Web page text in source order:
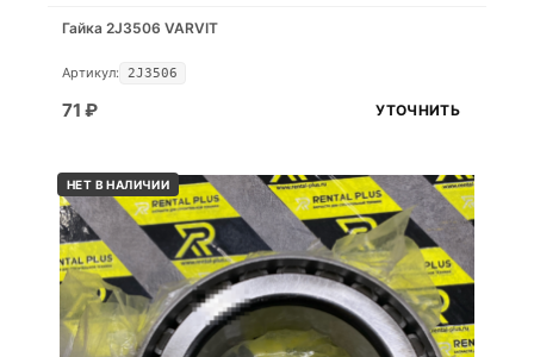
Гайка 2J3506 VARVIT
Артикул: 2J3506
71 ₽ УТОЧНИТЬ
НЕТ В НАЛИЧИИ